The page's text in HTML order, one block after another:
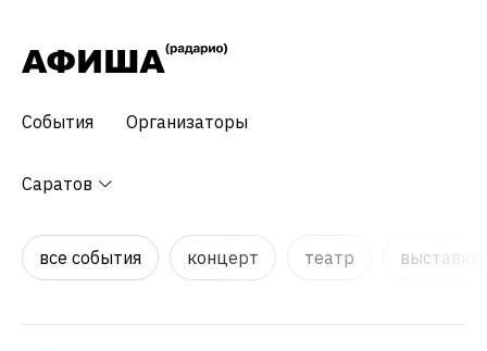
События Организаторы
Саратов
все события концерт театр